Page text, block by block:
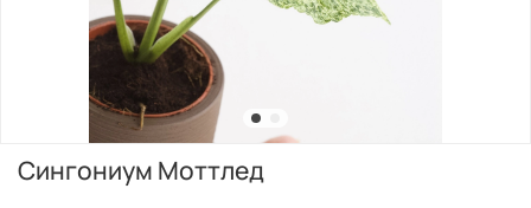
Сингониум Моттлед